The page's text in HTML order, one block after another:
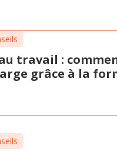
travail :
grâce à la